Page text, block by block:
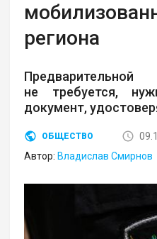
региона
не требуется,
документ,
ОБЩЕСТВО
Автор: Владислав Смирнов